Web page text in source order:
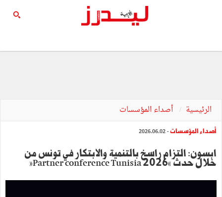
الرئيسية أصداء المؤسسات
أصداء المؤسسات- 2026.06.02
ابسون: التزام راسخ بالتنمية والابتكار في تونس من
خلال حدث «Partner conference Tunisia 2026»